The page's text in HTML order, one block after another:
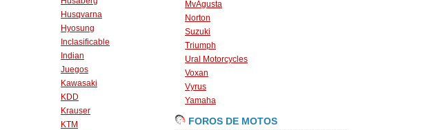
Husqvarna
Hyosung
Inclasificable
Indian
Juegos
Kawasaki
KDD
Krauser
KTM
MvAgusta
Norton
Suzuki
Triumph
Ural Motorcycles
Voxan
Vyrus
Yamaha
FOROS DE MOTOS